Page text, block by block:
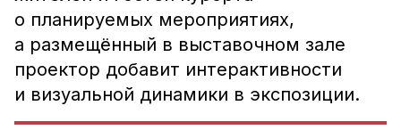
о планируемых мероприятиях,
а размещённый в выставочном зале
проектор добавит интерактивности
и визуальной динамики в экспозиции.